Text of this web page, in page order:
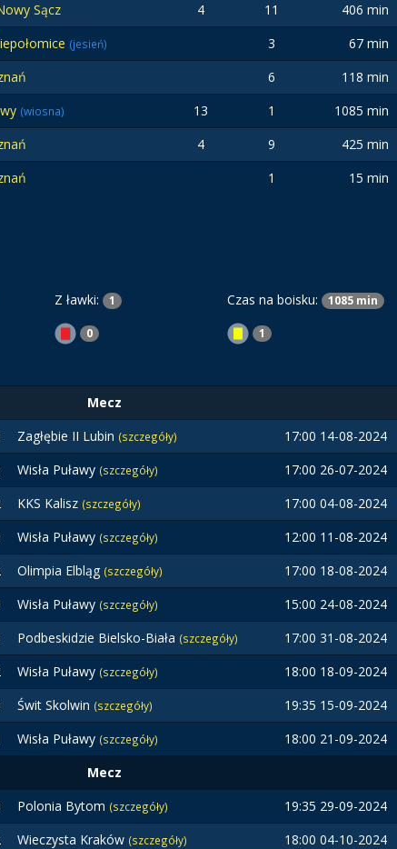
Sącz 4 11 406 min
(jesień) 3 67 min
6 118 min
(wiosna) 13 1 1085 min
4 9 425 min
1 15 min
Z ławki: 1 Czas na boisku: 1085 min
0 1
Mecz
Zagłębie II Lubin (szczegóły) 17:00 14-08-2024
Wisła Puławy (szczegóły) 17:00 26-07-2024
KKS Kalisz (szczegóły) 17:00 04-08-2024
Wisła Puławy (szczegóły) 12:00 11-08-2024
Olimpia Elbląg (szczegóły) 17:00 18-08-2024
Wisła Puławy (szczegóły) 15:00 24-08-2024
Podbeskidzie Bielsko-Biała (szczegóły) 17:00 31-08-2024
Wisła Puławy (szczegóły) 18:00 18-09-2024
Świt Skolwin (szczegóły) 19:35 15-09-2024
Wisła Puławy (szczegóły) 18:00 21-09-2024
Mecz
Polonia Bytom (szczegóły) 19:35 29-09-2024
Wieczysta Kraków (szczegóły) 18:00 04-10-2024